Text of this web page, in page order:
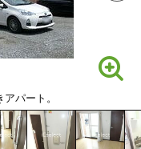
パート。